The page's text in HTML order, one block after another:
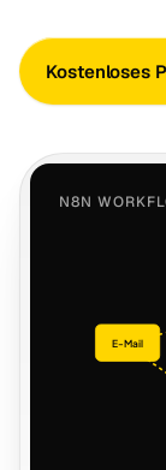
Kostenloses
N8N
E-Mail